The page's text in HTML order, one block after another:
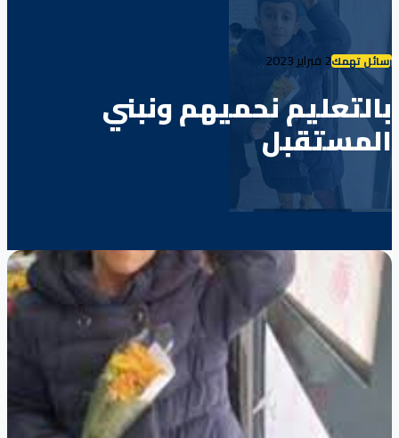
رسائل تهمك2 فبراير 2023
بالتعليم نحميهم ونبني
المستقبل